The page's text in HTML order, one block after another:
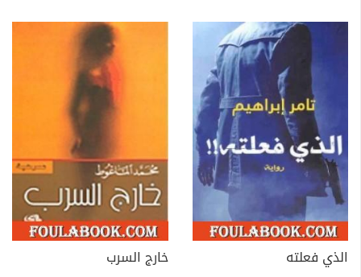
الذي فعلته
خارج السرب